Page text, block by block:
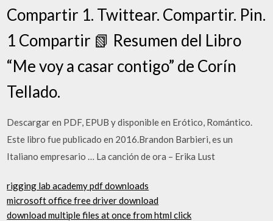
Compartir 1. Twittear. Compartir. Pin.
1 Compartir 📗 Resumen del Libro
“Me voy a casar contigo” de Corín
Tellado.
Descargar en PDF, EPUB y disponible en Erótico, Romántico.
Este libro fue publicado en 2016.Brandon Barbieri, es un
Italiano empresario … La canción de ora – Erika Lust
rigging lab academy pdf downloads
microsoft office free driver download
download multiple files at once from html click